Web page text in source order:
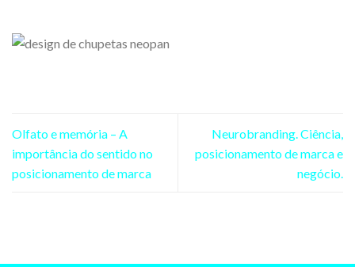
Olfato e memória – A
importância do sentido no
posicionamento de marca
Neurobranding. Ciência,
posicionamento de marca e
negócio.